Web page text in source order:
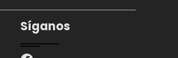
Síganos